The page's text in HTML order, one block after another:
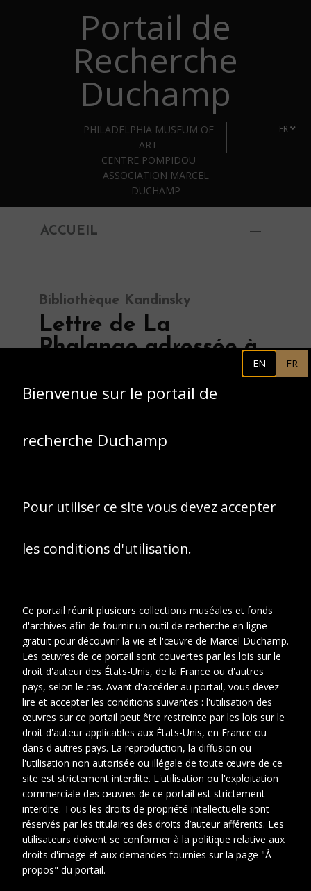
Retourner au contenu principal
Portail de
Recherche
Duchamp
FR
PHILADELPHIA MUSEUM OF
ART
CENTRE POMPIDOU
ASSOCIATION MARCEL
DUCHAMP
ACCUEIL
Bibliothèque Kandinsky
Lettre de La
Phalange adressée à
Raymond Duchamp-
Villon au sujet de
des poètes (15 juin
EN FR
Bienvenue sur le portail de
recherche Duchamp
Pour utiliser ce site vous devez accepter
les conditions d'utilisation.
Ce portail réunit plusieurs collections muséales et fonds
d'archives afin de fournir un outil de recherche en ligne
gratuit pour découvrir la vie et l'œuvre de Marcel Duchamp.
Les œuvres de ce portail sont couvertes par les lois sur le
droit d'auteur des États-Unis, de la France ou d'autres
pays, selon le cas. Avant d'accéder au portail, vous devez
lire et accepter les conditions suivantes : l'utilisation des
œuvres sur ce portail peut être restreinte par les lois sur le
droit d'auteur applicables aux États-Unis, en France ou
dans d'autres pays. La reproduction, la diffusion ou
l'utilisation non autorisée ou illégale de toute œuvre de ce
site est strictement interdite. L'utilisation ou l'exploitation
commerciale des œuvres de ce portail est strictement
interdite. Tous les droits de propriété intellectuelle sont
réservés par les titulaires des droits d’auteur afférents. Les
utilisateurs doivent se conformer à la politique relative aux
droits d'image et aux demandes fournies sur la page "À
propos" du portail.